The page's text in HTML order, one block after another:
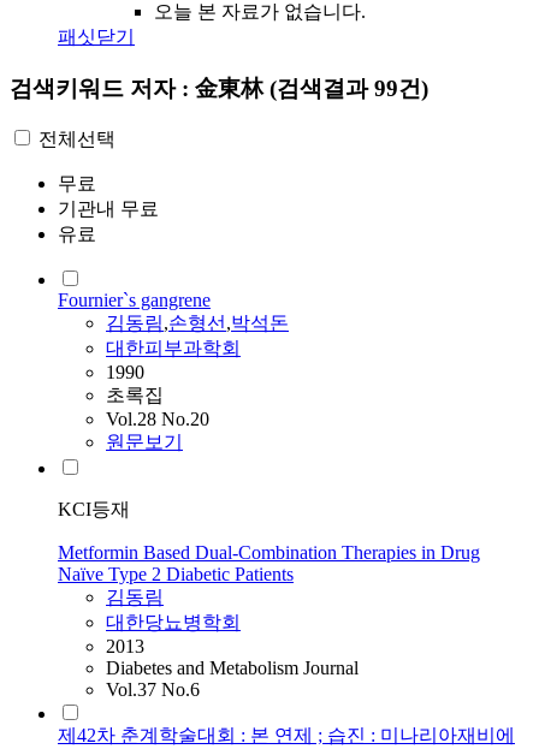
오늘 본 자료가 없습니다.
패싯닫기
검색키워드 저자 : 金東林(검색결과 99건)
전체선택
무료
기관내 무료
유료
Fournier`s gangrene
김동림,손형선,박석돈
대한피부과학회
1990
초록집
Vol.28 No.20
원문보기
KCI등재
Metformin Based Dual-Combination Therapies in Drug
Naïve Type 2 Diabetic Patients
김동림
대한당뇨병학회
2013
Diabetes and Metabolism Journal
Vol.37 No.6
제42차 춘계학술대회 : 본 연제 ; 습진 : 미나리아재비에